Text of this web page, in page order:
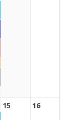
15 16